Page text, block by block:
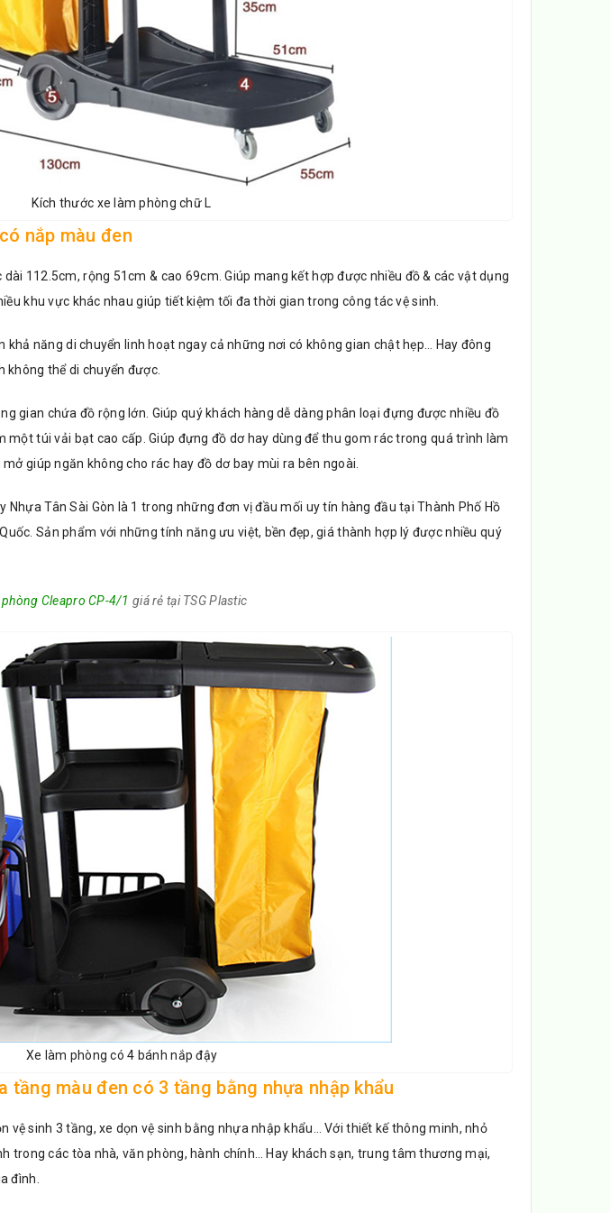
Kích thước xe làm phòng chữ L
nắp màu đen
112.5cm, rộng 51cm & cao 69cm. Giúp mang kết hợp được nhiều đồ & các vật dụng
khu vực khác nhau giúp tiết kiệm tối đa thời gian trong công tác vệ sinh.
khả năng di chuyển linh hoạt ngay cả những nơi có không gian chật hẹp… Hay đông
không thể di chuyển được.
gian chứa đồ rộng lớn. Giúp quý khách hàng dễ dàng phân loại đựng được nhiều đồ
một túi vải bạt cao cấp. Giúp đựng đồ dơ hay dùng để thu gom rác trong quá trình làm
giúp ngăn không cho rác hay đồ dơ bay mùi ra bên ngoài.
Nhựa Tân Sài Gòn là 1 trong những đơn vị đầu mối uy tín hàng đầu tại Thành Phố Hồ
Sản phẩm với những tính năng ưu việt, bền đẹp, giá thành hợp lý được nhiều quý
Cleapro CP-4/1 giá rẻ tại TSG Plastic
Xe làm phòng có 4 bánh nắp đậy
tầng màu đen có 3 tầng bằng nhựa nhập khẩu
vệ sinh 3 tầng, xe dọn vệ sinh bằng nhựa nhập khẩu… Với thiết kế thông minh, nhỏ
trong các tòa nhà, văn phòng, hành chính… Hay khách sạn, trung tâm thương mại,
đình.